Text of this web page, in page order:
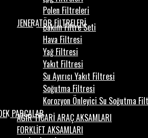
Polen Filtreleri
JENERATÖR FİLTRELERİ
Bakım Filtre Seti
Hava Filtresi
Yağ Filtresi
Yakıt Filtresi
Su Ayırıcı Yakıt Filtresi
Soğutma Filtresi
Korozyon Önleyici Su Soğutma
PARÇALAR
AĞIR TİCARİ ARAÇ AKSAMLARI
FORKLİFT AKSAMLARI